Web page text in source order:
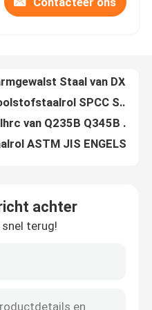
staal
Van de het Koolstofstaalrol Q235C Q235D A36 van Q275D GR.36 de Spleet Edage
Warmgewalste het Koolstofstaalrol SPCC SPCD SPCE ASTM A106 van A36
Van het Koolstofstaalhrc van Q235B Q345B de Warmgewalste Rol SS400
Het Vloeistaalrol 100012000mm van DC01 DC02 DC03 Warmgewalste Staalrol
achter
snel terug!